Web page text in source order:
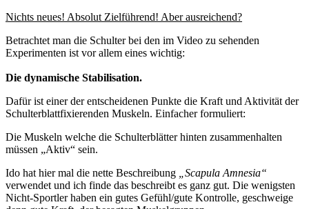
Nichts neues! Absolut Zielführend! Aber ausreichend?
Betrachtet man die Schulter bei den im Video zu sehenden
Experimenten ist vor allem eines wichtig:
Die dynamische Stabilisation.
Dafür ist einer der entscheidenen Punkte die Kraft und Aktivität der
Schulterblattfixierenden Muskeln. Einfacher formuliert:
Die Muskeln welche die Schulterblätter hinten zusammenhalten
müssen „Aktiv“ sein.
Ido hat hier mal die nette Beschreibung
„Scapula Amnesia“
verwendet und ich finde das beschreibt es ganz gut. Die wenigsten
Nicht-Sportler haben ein gutes Gefühl/gute Kontrolle, geschweige